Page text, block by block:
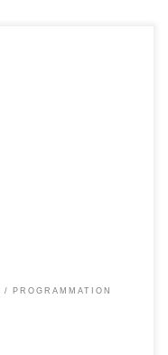
PROGRAMMATION